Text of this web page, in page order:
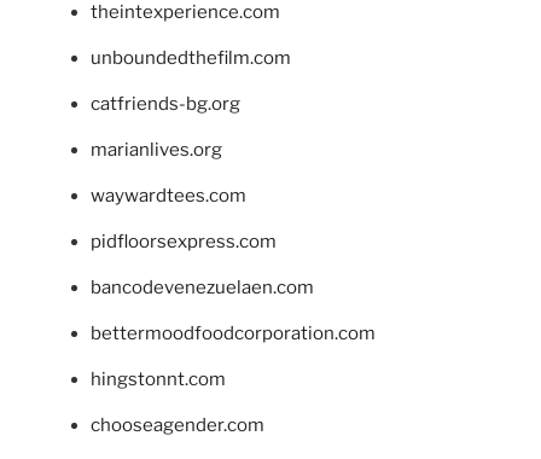
theintexperience.com
unboundedthefilm.com
catfriends-bg.org
marianlives.org
waywardtees.com
pidfloorsexpress.com
bancodevenezuelaen.com
bettermoodfoodcorporation.com
hingstonnt.com
chooseagender.com